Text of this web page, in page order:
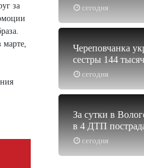
за
сегодня
сегодня
Череповчанка
сестры 144
сегодня
За сутки в
в 4 ДТП